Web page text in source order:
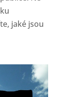
jaké jsou